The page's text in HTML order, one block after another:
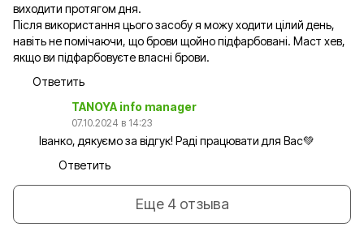
виходити протягом дня.
Після використання цього засобу я можу ходити цілий день,
навіть не помічаючи, що брови щойно підфарбовані. Маст хев,
якщо ви підфарбовуєте власні брови.
Ответить
TANOYA info manager
07.10.2024 в 14:23
Іванко, дякуємо за відгук! Раді працювати для Вас💚
Ответить
Еще 4 отзыва